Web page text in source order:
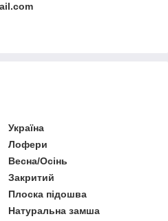
Україна
Лофери
Весна/Осінь
Закритий
Плоска підошва
Натуральна замша